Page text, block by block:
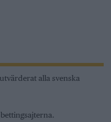
alla svenska